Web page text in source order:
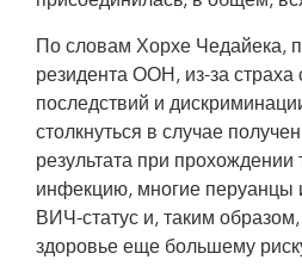
По словам Хорхе Чедайека,
резидента ООН, из-за страха
последствий и
столкнуться в случае
результата при
инфекцию, многие перуанцы
ВИЧ-статус и, таким
здоровье еще большему